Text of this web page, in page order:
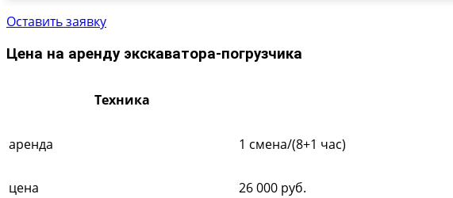
Оставить заявку
Цена на аренду экскаватора-погрузчика
Техника
аренда 1 смена/(8+1 час)
цена 26 000 руб.